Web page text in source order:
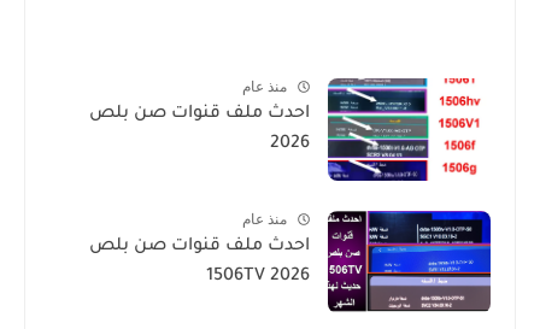
منذ عام
احدث ملف قنوات صن بلص
2026
منذ عام
احدث ملف قنوات صن بلص
1506TV 2026